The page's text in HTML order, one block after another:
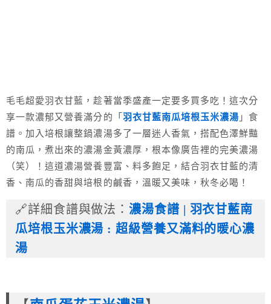
毛毛超愛羽衣甘藍，趁著當季盛產一定要多買多吃！這次分
享一款濃郁又營養滿分的「 羽衣甘藍南瓜培根玉米濃湯 」食
譜。加入培根讓整鍋濃湯多了一層迷人香氣，搭配色澤鮮豔
的南瓜，煮出來的濃湯金黃濃厚，根本像廣告裡的完美濃湯
（笑）！這道濃湯營養豐富、料多飽足，結合羽衣甘藍的清
香、南瓜的香甜與培根的鹹香，溫暖又美味，秋冬必喝！
🔗詳細食譜與做法：濃湯食譜 | 羽衣甘藍南
瓜培根玉米濃湯 : 超級營養又滿料的暖心濃
湯